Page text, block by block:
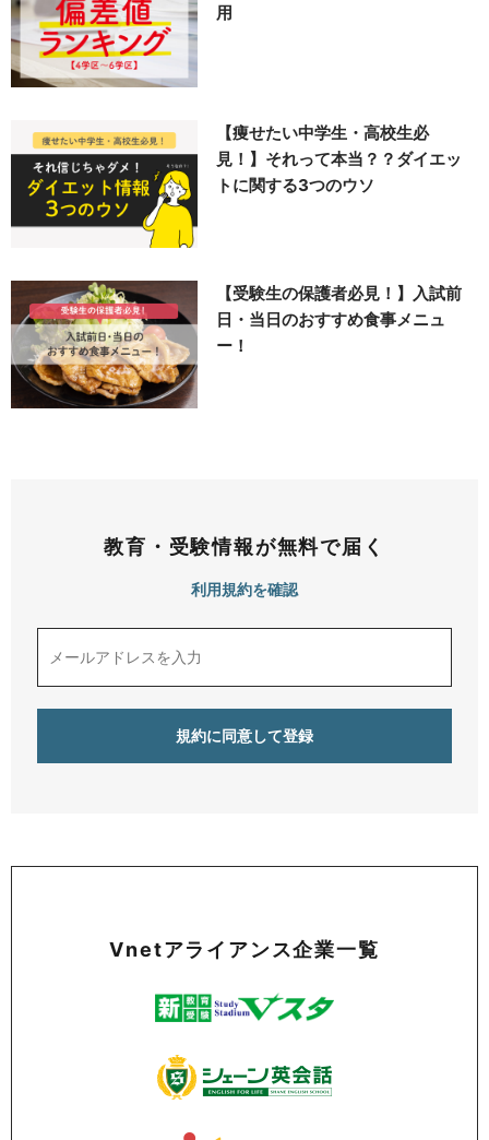
用
【痩せたい中学生・高校生必
見！】それって本当？？ダイエッ
トに関する3つのウソ
【受験生の保護者必見！】入試前
日・当日のおすすめ食事メニュ
ー！
教育・受験情報が無料で届く
利用規約を確認
Vnetアライアンス企業一覧